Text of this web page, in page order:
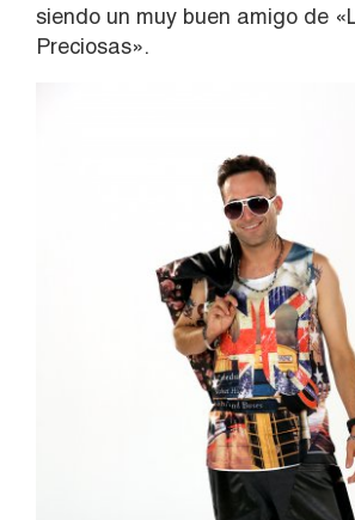
siendo un muy buen amigo de
Preciosas».